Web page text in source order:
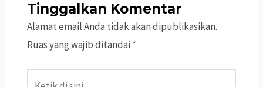
Tinggalkan Komentar
Alamat email Anda tidak akan dipublikasikan.
Ruas yang wajib ditandai *